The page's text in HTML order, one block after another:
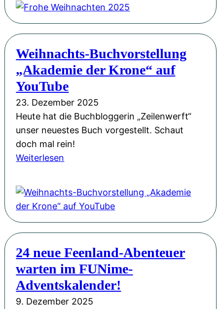
2
0
2
6
!
u
n
s
e
r
ö
f
n
n
m
i
t
L
e
s
u
n
g
o
h
W
e
i
h
n
c
t
n
2
0
2
5
Weihnachts-Buchvorstellung
„Akademie der Krone“ auf
YouTube
23. Dezember 2025
Heute hat die Buchbloggerin „Zeilenwerft“
unser neuestes Buch vorgestellt. Schaut
doch mal rein!
Weiterlesen
i
h
n
c
h
t
s
24 neue Feenland-Abenteuer
warten im FUNime-
Adventskalender!
9. Dezember 2025